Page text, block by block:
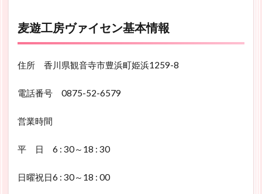
麦遊工房ヴァイセン基本情報
住所 香川県観音寺市豊浜町姫浜1259-8
電話番号 0875-52-6579
営業時間
平 日 6 : 30～18 : 30
日曜祝日6 : 30～18 : 00